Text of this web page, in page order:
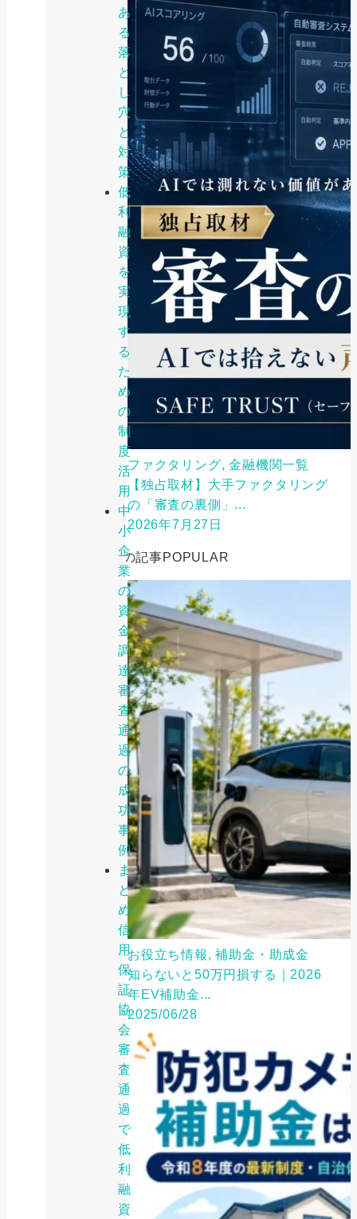
あ
る
落
と
し
穴
と
対
策
低
利
融
資
を
実
現
す
る
た
め
の
制
度
活
用
中
小
企
業
の
資
金
調
達：
審
査
通
過
の
成
功
事
例
ま
と
め：
信
用
保
証
協
会
審
査
通
過
で
低
利
融
資
ファクタリング, 金融機関一覧
【独占取材】大手ファクタリング
の「審査の裏側」...
2026年7月27日
人気の記事POPULAR
お役立ち情報, 補助金・助成金
知らないと50万円損する｜2026
年EV補助金...
2025/06/28